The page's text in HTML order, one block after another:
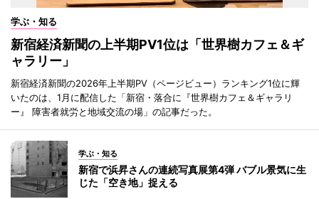
学ぶ・知る
新宿経済新聞の上半期PV1位は「世界樹カフェ＆ギ
ャラリー」
新宿経済新聞の2026年上半期PV（ページビュー）ランキング1位に輝
いたのは、1月に配信した「新宿・落合に『世界樹カフェ＆ギャラリ
ー』 障害者就労と地域交流の場」の記事だった。
学ぶ・知る
新宿で浜昇さんの連続写真展第4弾 バブル景気に生
じた「空き地」捉える